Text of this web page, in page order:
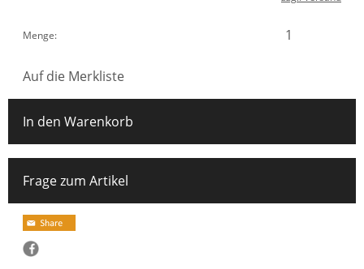
Menge:
Auf die Merkliste
In den Warenkorb
Frage zum Artikel